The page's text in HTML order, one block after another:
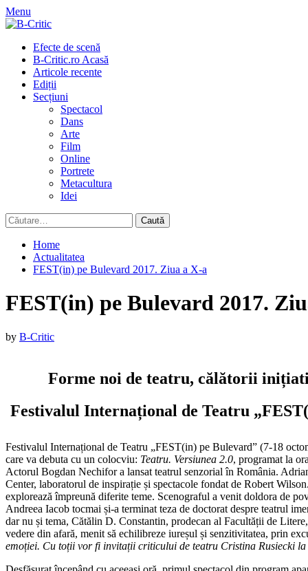
Skip
to
Menu
Primary
Menu
Efecte de scenă
B-Critic.ro Acasă
Articole recente
Ediții
Secțiuni
Spectacol
Dans
Arte
Film
Online
Portrete
Metacultura
Idei
Caută
după:
Home
Actualitatea
FEST(in) pe Bulevard 2017. Ziua a X-a
FEST(in) pe Bulevard 2017.
Published
octombrie
octombrie
by B-Critic
Forme noi de teatru, călătorii
Festivalul Internațional de Teatru
Festivalul Internațional de Teatru „FEST(in) pe Bulevard” (7-18
care va debuta cu un colocviu: Teatru. Versiunea 2.0, programat la
Actorul Bogdan Nechifor a lansat teatrul senzorial în România.
Center, laboratorul de inspirație și spectacole fondat de Robert
explorează împreună diferite teme. Scenograful a venit doldora de
Andreea Iacob tocmai și-a terminat teza de doctorat despre teatrul
dar nu și tema, Cătălin D. Constantin, prodecan al Facultății de
vedere din afară, menit să echilibreze iureșul și senzitivitatea, prin
emoției. Cu toții vor fi invitații criticului de teatru Cristina Rusiecki